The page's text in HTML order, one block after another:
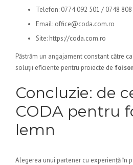
Telefon: 0774 092 501 / 0748
Email: office@coda.com.ro
Site: https://coda.com.ro
Păstrăm un angajament constant către
soluții eficiente pentru proiecte de
Concluzie: de
CODA pentru
lemn
Alegerea unui partener cu experiență în